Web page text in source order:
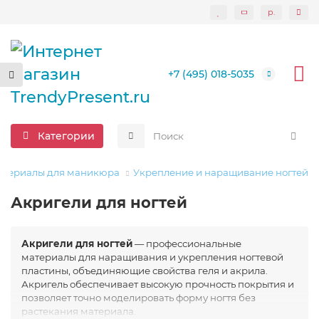
р.
+7 (495) 018-5035
Категории
для маникюра Укрепление и наращивание ногтей
Акригели для ногтей
Акригели для ногтей— профессиональные
материалы для наращивания и укрепления ногтевой
пластины, объединяющие свойства геля и акрила.
Акригель обеспечивает высокую прочность покрытия и
позволяет точно моделировать форму ногтя без
растекания материала.